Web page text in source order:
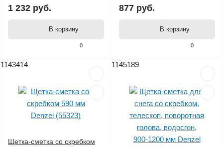
0
1 232 руб.
В корзину
0
877 руб.
В корзину
1143414
Щетка-сметка со скребком
1145189